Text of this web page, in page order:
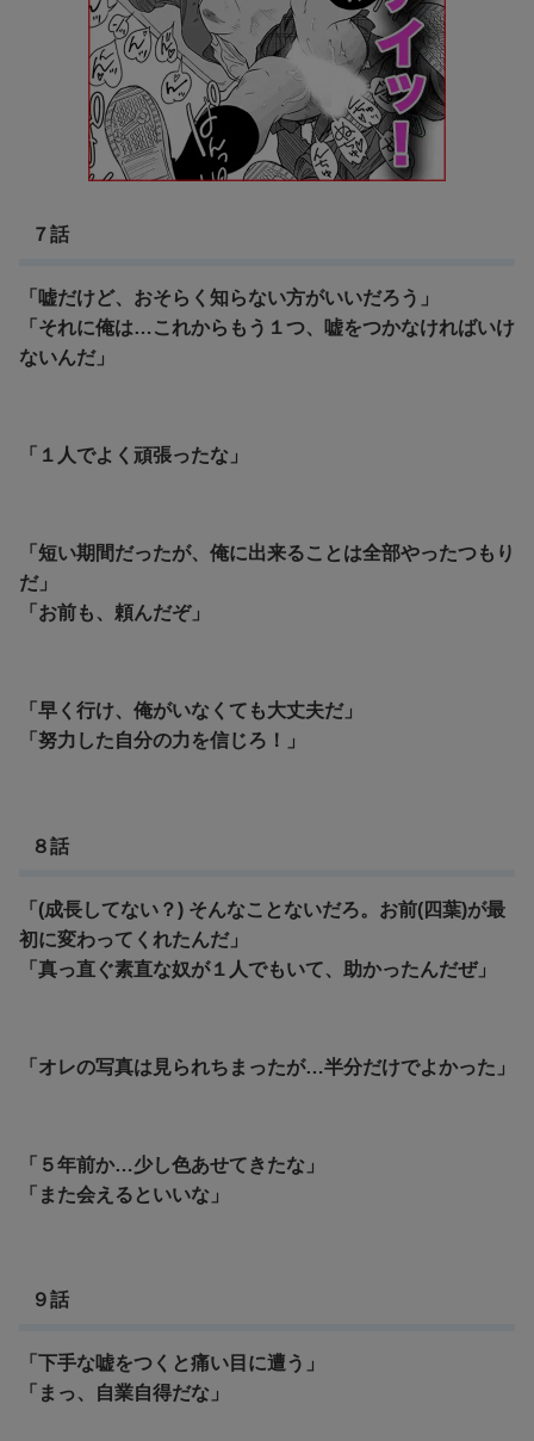
７話
「嘘だけど、おそらく知らない方がいいだろう」
「それに俺は…これからもう１つ、嘘をつかなければいけ
ないんだ」
「１人でよく頑張ったな」
「短い期間だったが、俺に出来ることは全部やったつもり
だ」
「お前も、頼んだぞ」
「早く行け、俺がいなくても大丈夫だ」
「努力した自分の力を信じろ！」
８話
「(成長してない？) そんなことないだろ。お前(四葉)が最
初に変わってくれたんだ」
「真っ直ぐ素直な奴が１人でもいて、助かったんだぜ」
「オレの写真は見られちまったが…半分だけでよかった」
「５年前か…少し色あせてきたな」
「また会えるといいな」
９話
「下手な嘘をつくと痛い目に遭う」
「まっ、自業自得だな」